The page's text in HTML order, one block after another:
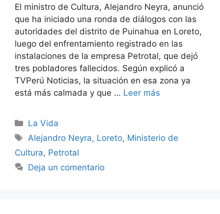
El ministro de Cultura, Alejandro Neyra, anunció
que ha iniciado una ronda de diálogos con las
autoridades del distrito de Puinahua en Loreto,
luego del enfrentamiento registrado en las
instalaciones de la empresa Petrotal, que dejó
tres pobladores fallecidos. Según explicó a
TVPerú Noticias, la situación en esa zona ya
está más calmada y que … Leer más
Categorías
La Vida
Etiquetas
Alejandro Neyra, Loreto, Ministerio de
Cultura, Petrotal
Deja un comentario